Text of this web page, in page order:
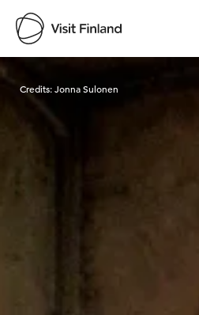
Visit Finland
Credits:Jonna Sulonen